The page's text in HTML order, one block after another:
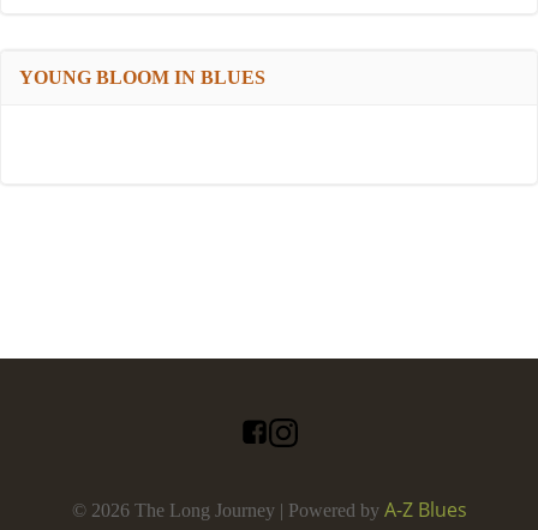
YOUNG BLOOM IN BLUES
© 2026 The Long Journey | Powered by A-Z Blues